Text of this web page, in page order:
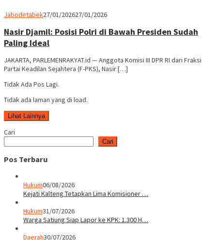
JabodetabekParlemen
27/01/202627/01/2026
Nasir Djamil: Posisi Polri di Bawah Presiden Sudah
Paling Ideal
JAKARTA, PARLEMENRAKYAT.id — Anggota Komisi III DPR RI dari Fraksi
Partai Keadilan Sejahtera (F-PKS), Nasir […]
Tidak Ada Pos Lagi.
Tidak ada laman yang di load.
Lihat Lainnya
Cari
Cari
Pos Terbaru
Hukum06/08/2026
Kejati Kalteng Tetapkan Lima Komisioner …
Hukum31/07/2026
Warga Satiung Siap Lapor ke KPK: 1.300 H…
Daerah30/07/2026